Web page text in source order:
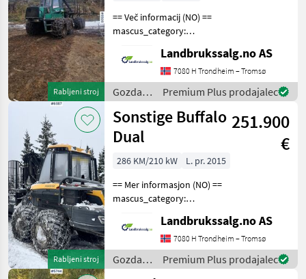
Rabljeni stroj
== Več informacij (NO) ==
mascus_category:
zahtevo navedite
referenčno številko: 8508
Več slik najdete na
en.landbrukssalg.no/8508
Tehnič
Landbrukssalg.no AS
7080 H Trondheim – Tromsø
Gozdarska
in
lesarska
mehanizacija
/
Timberjack
Premium Plus prodajalec
Rabljeni stroj
Sonstige Buffalo
Dual
251.900
€
286 KM/210 kW
L. pr. 2015
== Mer informasjon (NO) ==
mascus_category:
reference number upon
request: 6887 See
en.landbrukssalg.no/6887
for more images Specificati
Landbrukssalg.no AS
7080 H Trondheim – Tromsø
Gozdarska
in
Premium Plus prodajalec